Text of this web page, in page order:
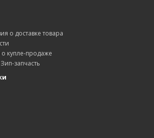
о доставке товара
купле-продаже
запчасть